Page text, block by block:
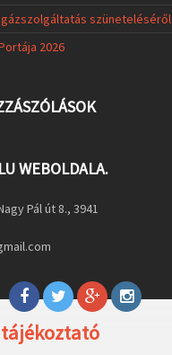
szüneteléséről
2026
WEBOLDALA.
Pál út 8., 3941